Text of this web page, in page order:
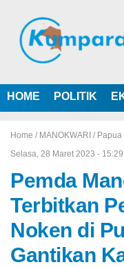
HOME POLITIK
Home / MANOKWARI / Papua
Selasa, 28 Maret 2023 -
Pemda
Terbitkan
Noken di
Gantikan